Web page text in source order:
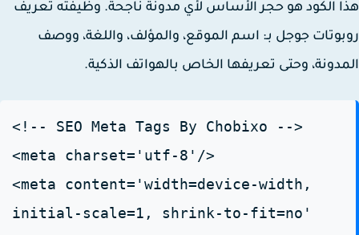
الكود هو حجر الأساس لأي مدونة ناجحة. وظيفته تعريف
جوجل بـ: اسم الموقع، والمؤلف، واللغة، ووصف
وحتى تعريفها الخاص بالهواتف الذكية.
<!-- SEO Meta Tags By Chobixo -->
<meta charset='utf-8'/>
<meta content='width=device-width,
initial-scale=1, shrink-to-fit=no'